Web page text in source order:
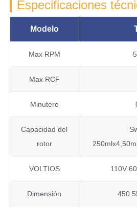
Especificaciones
Modelo
Max RPM
Max RCF
Minutero
Capacidad del
rotor
VOLTIOS 110V
Dimensión 450